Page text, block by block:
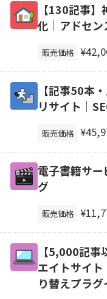
【130記事
化｜アドセ
販売価格
【記事50本
リサイト｜
販売価格
電子書籍サ
グ
販売価格
【5,000記
エイトサイ
り替えプラグ